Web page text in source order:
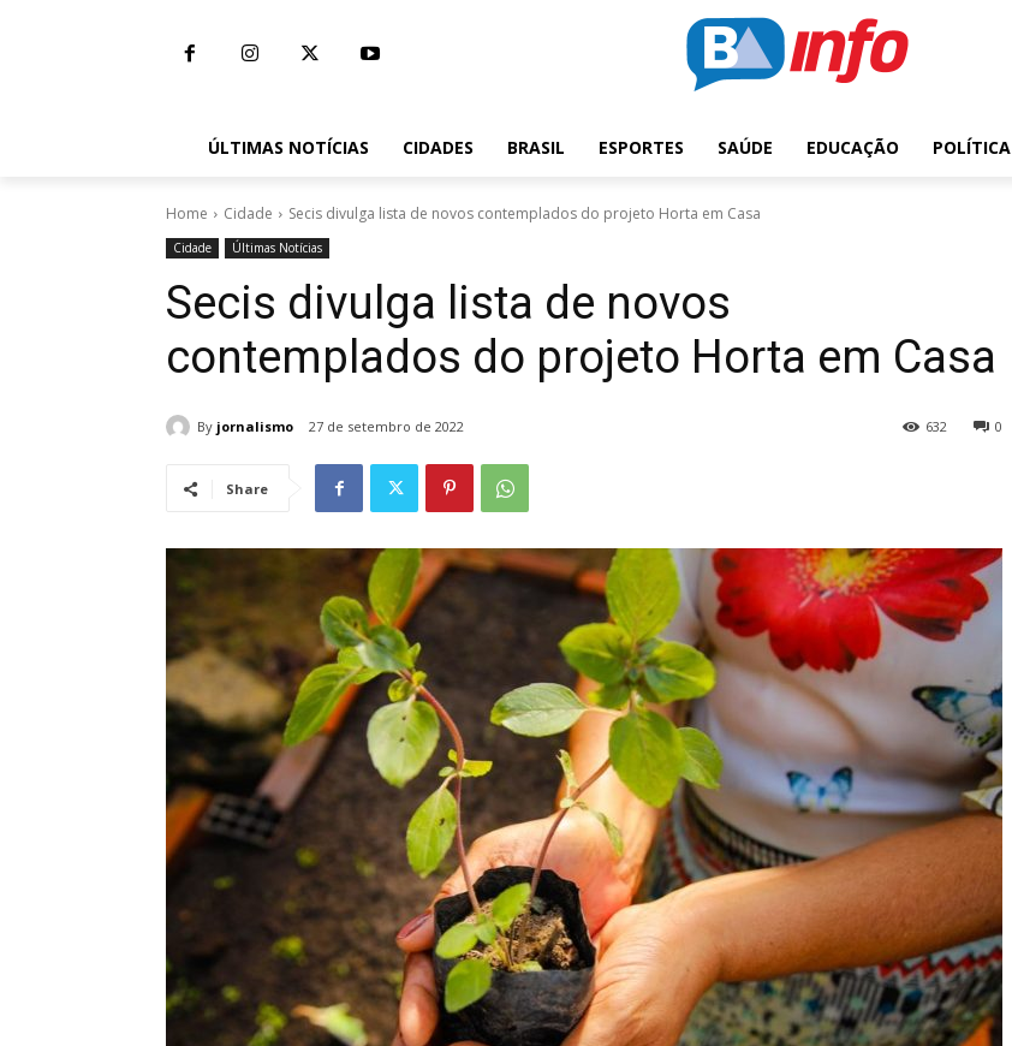
ÚLTIMAS NOTÍCIAS CIDADES BRASIL ESPORTES SAÚDE EDUCAÇÃO POLÍTICA
Home Cidade Secis divulga lista de novos contemplados do projeto Horta em Casa
Cidade Últimas Notícias
Secis divulga lista de novos
contemplados do projeto Horta em Casa
By jornalismo 27 de setembro de 2022 0
632
Share